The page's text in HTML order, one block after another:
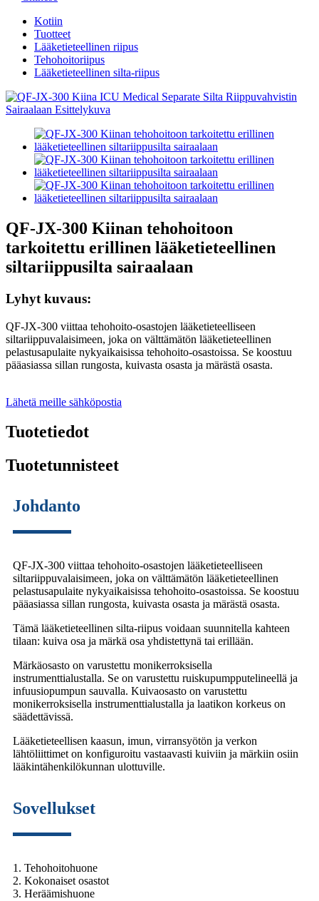
Kotiin
Tuotteet
Lääketieteellinen riipus
Tehohoitoriipus
Lääketieteellinen silta-riipus
QF-JX-300 Kiinan tehohoitoon
tarkoitettu erillinen lääketieteellinen
siltariippusilta sairaalaan
Lyhyt kuvaus:
QF-JX-300 viittaa tehohoito-osastojen lääketieteelliseen
siltariippuvalaisimeen, joka on välttämätön lääketieteellinen
pelastusapulaite nykyaikaisissa tehohoito-osastoissa. Se koostuu
pääasiassa sillan rungosta, kuivasta osasta ja märästä osasta.
Lähetä meille sähköpostia
Tuotetiedot
Tuotetunnisteet
Johdanto
QF-JX-300 viittaa tehohoito-osastojen lääketieteelliseen
siltariippuvalaisimeen, joka on välttämätön lääketieteellinen
pelastusapulaite nykyaikaisissa tehohoito-osastoissa. Se koostuu
pääasiassa sillan rungosta, kuivasta osasta ja märästä osasta.
Tämä lääketieteellinen silta-riipus voidaan suunnitella kahteen
tilaan: kuiva osa ja märkä osa yhdistettynä tai erillään.
Märkäosasto on varustettu monikerroksisella
instrumenttialustalla. Se on varustettu ruiskupumpputelineellä ja
infuusiopumpun sauvalla. Kuivaosasto on varustettu
monikerroksisella instrumenttialustalla ja laatikon korkeus on
säädettävissä.
Lääketieteellisen kaasun, imun, virransyötön ja verkon
lähtöliittimet on konfiguroitu vastaavasti kuiviin ja märkiin osiin
lääkintähenkilökunnan ulottuville.
Sovellukset
1. Tehohoitohuone
2. Kokonaiset osastot
3. Heräämishuone